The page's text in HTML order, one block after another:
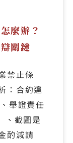
麼辦？
關鍵
禁止條
：合約違
舉證責任
、截圖是
酌減請